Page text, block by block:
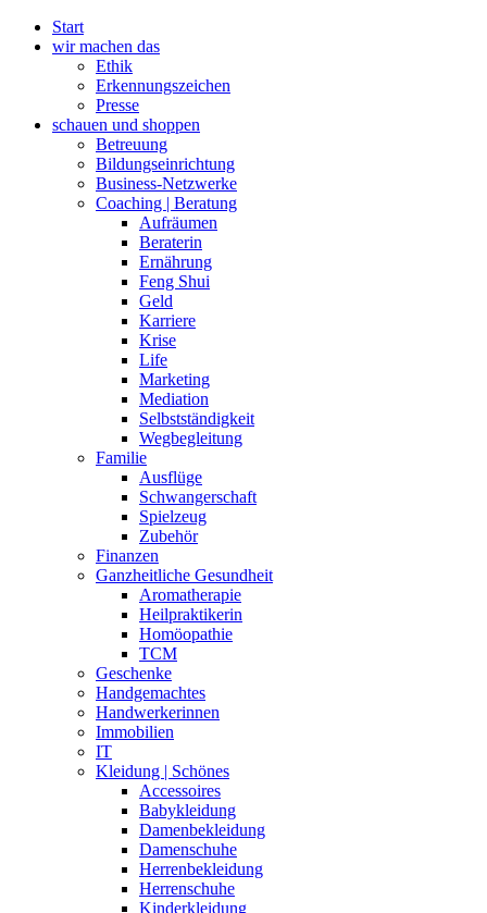
Zum
Inhalt
Start
wir machen das
Ethik
Erkennungszeichen
Presse
schauen und shoppen
Betreuung
Bildungseinrichtung
Business-Netzwerke
Coaching | Beratung
Aufräumen
Beraterin
Ernährung
Feng Shui
Geld
Karriere
Krise
Life
Marketing
Mediation
Selbstständigkeit
Wegbegleitung
Familie
Ausflüge
Schwangerschaft
Spielzeug
Zubehör
Finanzen
Ganzheitliche Gesundheit
Aromatherapie
Heilpraktikerin
Homöopathie
TCM
Geschenke
Handgemachtes
Handwerkerinnen
Immobilien
IT
Kleidung | Schönes
Accessoires
Babykleidung
Damenbekleidung
Damenschuhe
Herrenbekleidung
Herrenschuhe
Kinderkleidung